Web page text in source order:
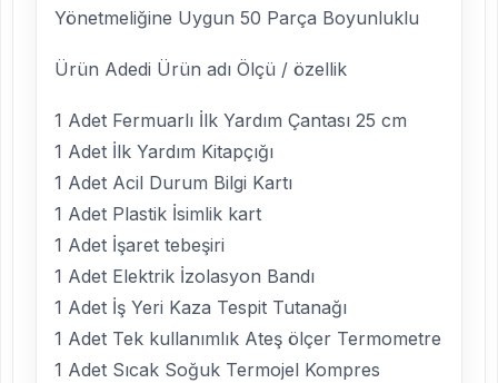
Yönetmeliğine Uygun 50 Parça Boyunluklu
Ürün Adedi Ürün adı Ölçü / özellik
1 Adet Fermuarlı İlk Yardım Çantası 25 cm
1 Adet İlk Yardım Kitapçığı
1 Adet Acil Durum Bilgi Kartı
1 Adet Plastik İsimlik kart
1 Adet İşaret tebeşiri
1 Adet Elektrik İzolasyon Bandı
1 Adet İş Yeri Kaza Tespit Tutanağı
1 Adet Tek kullanımlık Ateş ölçer Termometre
1 Adet Sıcak Soğuk Termojel Kompres